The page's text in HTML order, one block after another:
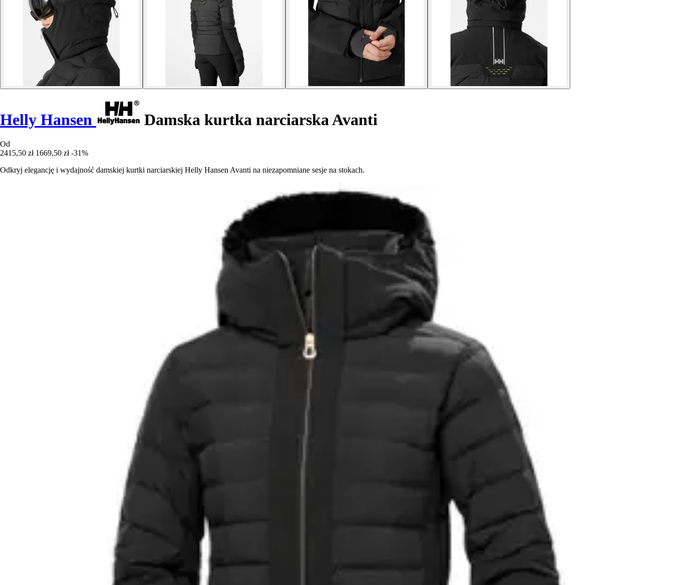
Helly Hansen Damska kurtka narciarska Avanti
Od
2415,50 zł 1669,50 zł -31%
Odkryj elegancję i wydajność damskiej kurtki narciarskiej Helly Hansen Avanti na niezapomniane sesje na stokach.